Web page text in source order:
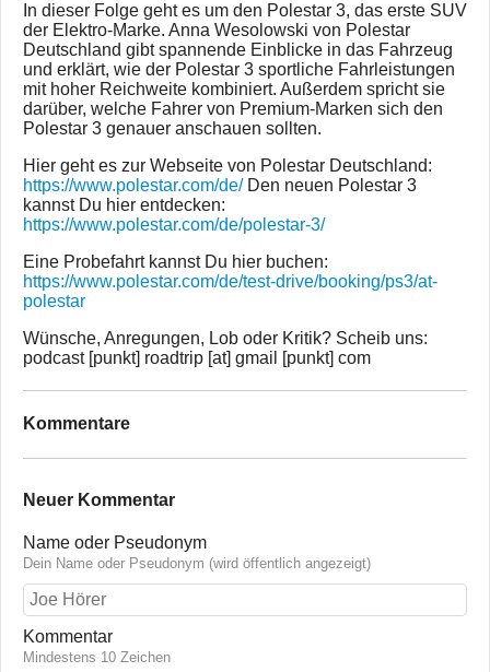
In dieser Folge geht es um den Polestar 3, das erste SUV
der Elektro-Marke. Anna Wesolowski von Polestar
Deutschland gibt spannende Einblicke in das Fahrzeug
und erklärt, wie der Polestar 3 sportliche Fahrleistungen
mit hoher Reichweite kombiniert. Außerdem spricht sie
darüber, welche Fahrer von Premium-Marken sich den
Polestar 3 genauer anschauen sollten.
Hier geht es zur Webseite von Polestar Deutschland:
https://www.polestar.com/de/Den neuen Polestar 3
kannst Du hier entdecken:
https://www.polestar.com/de/polestar-3/
Eine Probefahrt kannst Du hier buchen:
https://www.polestar.com/de/test-drive/booking/ps3/at-
polestar
Wünsche, Anregungen, Lob oder Kritik? Scheib uns:
podcast [punkt] roadtrip [at] gmail [punkt] com
Kommentare
Neuer Kommentar
Name oder Pseudonym
Dein Name oder Pseudonym (wird öffentlich angezeigt)
Kommentar
Mindestens 10 Zeichen